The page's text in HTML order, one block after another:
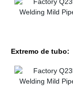
Extremo de tubo: